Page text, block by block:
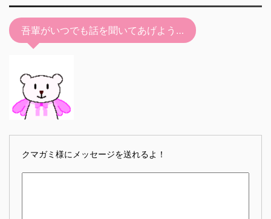
吾輩がいつでも話を聞いてあげよう…
クマガミ様にメッセージを送れるよ！